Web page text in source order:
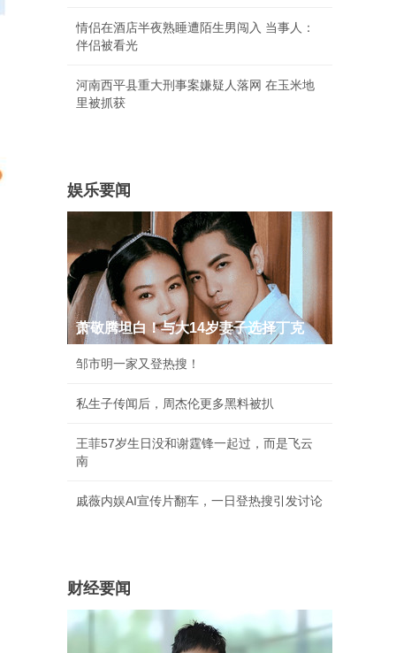
情侣在酒店半夜熟睡遭陌生男闯入 当事人：
伴侣被看光
河南西平县重大刑事案嫌疑人落网 在玉米地
里被抓获
娱乐要闻
萧敬腾坦白！与大14岁妻子选择丁克
邹市明一家又登热搜！
私生子传闻后，周杰伦更多黑料被扒
王菲57岁生日没和谢霆锋一起过，而是飞云
南
戚薇内娱AI宣传片翻车，一日登热搜引发讨论
财经要闻